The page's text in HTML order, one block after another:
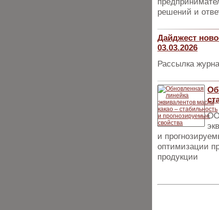
решений и
Дайджест
03.03.2026
Рассылка
и
опти­мизации
про­дукции